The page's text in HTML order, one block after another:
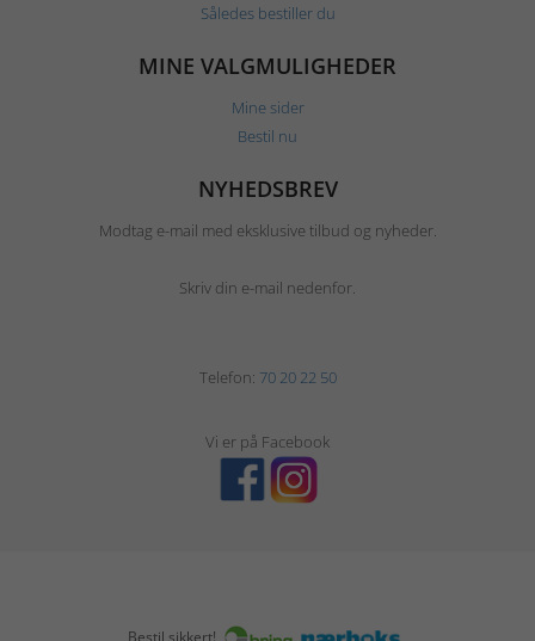
Således bestiller du
MINE VALGMULIGHEDER
Mine sider
Bestil nu
NYHEDSBREV
Modtag e-mail med eksklusive tilbud og nyheder.
Skriv din e-mail nedenfor.
Telefon: 70 20 22 50
Vi er på Facebook
Bestil sikkert!